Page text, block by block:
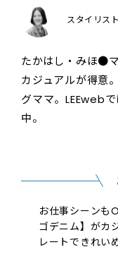
スタイリス
たかはし・みほ●
カジュアルが得意
グママ。LEEweb
中。
お仕事シーンも
ゴデニム】がカ
レートできれい